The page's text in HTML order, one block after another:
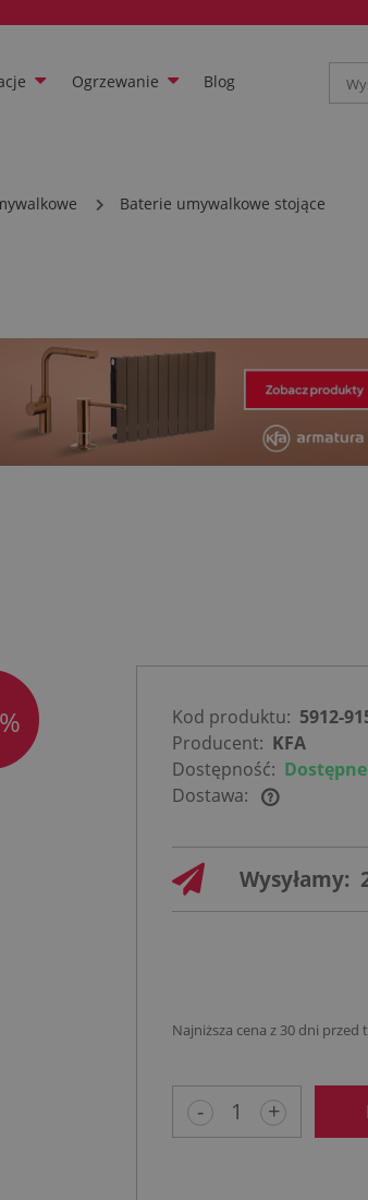
Ogrzewanie Blog
Baterie umywalkowe stojące
Kod produktu: 5912-
Producent: KFA
Dostępność: Dostępne
Dostawa:
Cena nie
zawiera
ewentualnych
Wysyłamy:
Najniższa cena z 30 dni przed
niż 30 dni,
cena od
pojawił się w
- +